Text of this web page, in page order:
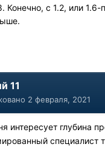
Конечно, с 1.2, или 1.6-
11
2 февраля, 2021
интересует глубина
специалист